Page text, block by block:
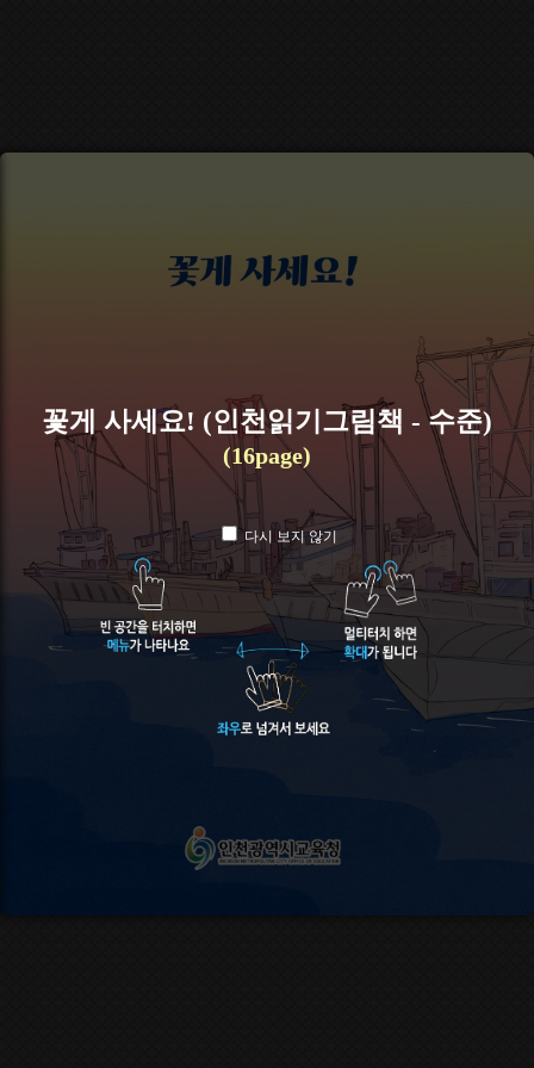
꽃게 사세요! (인천읽기그림책 - 수준)
(16page)
다시 보지 않기